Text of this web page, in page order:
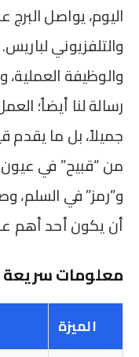
اليوم، يواصل
والتلفزيوني
والوظيفة العملية،
رسالة لنا أيضاً؛
جميلاً، بل ما يقدم
من “قبيح” في عيون
و”رمز” في السلم،
أن يكون أحد أهم
معلومات سريعة
الميزة